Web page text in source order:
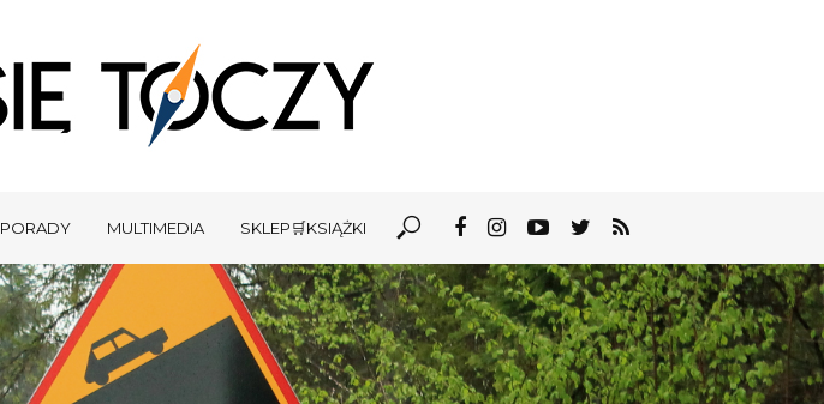
PORADY MULTIMEDIA SKLEP🛒KSIĄŻKI